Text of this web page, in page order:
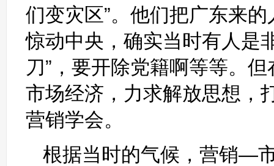
们变灾区”。他们把广东来
惊动中央，确实当时有人是
刀”，要开除党籍啊等等。
市场经济，力求解放思想，
营销学会。
根据当时的气候，营销—